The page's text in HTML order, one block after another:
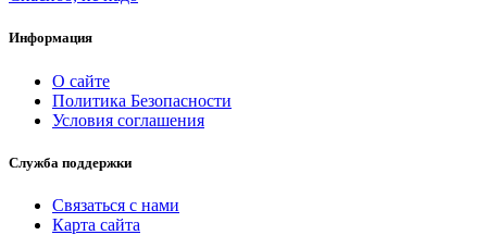
Информация
О сайте
Политика Безопасности
Условия соглашения
Служба поддержки
Связаться с нами
Карта сайта